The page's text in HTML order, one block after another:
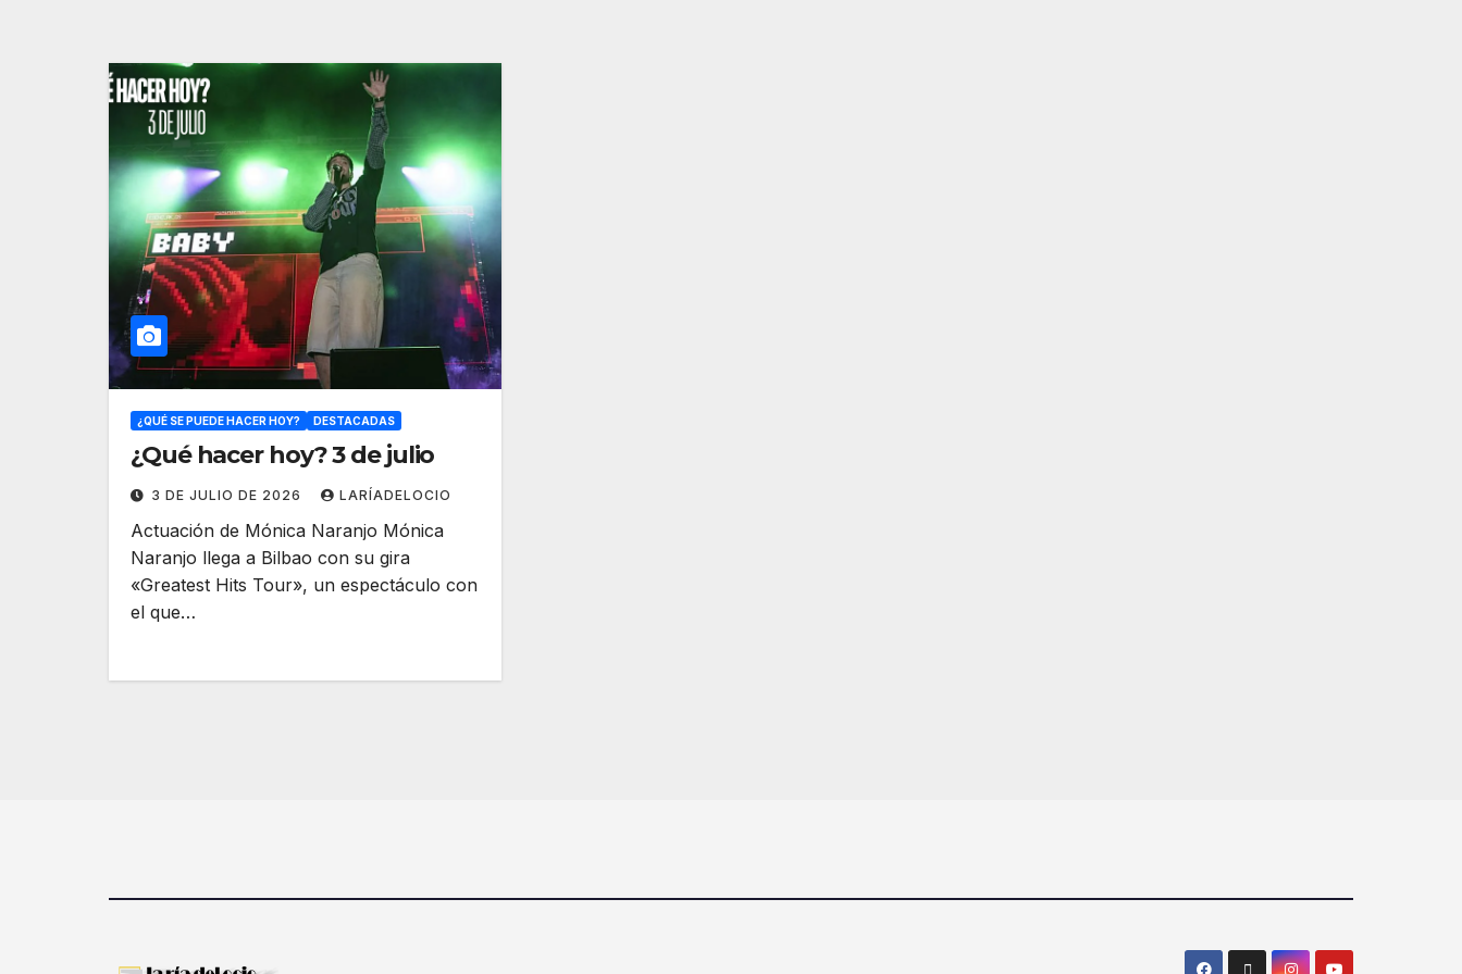
¿QUÉ SE PUEDE HACER HOY? DESTACADAS
¿Qué hacer hoy? 3 de julio
3 DE JULIO DE 2026 LARÍADELOCIO
Actuación de Mónica Naranjo Mónica
Naranjo llega a Bilbao con su gira
«Greatest Hits Tour», un espectáculo con
el que…